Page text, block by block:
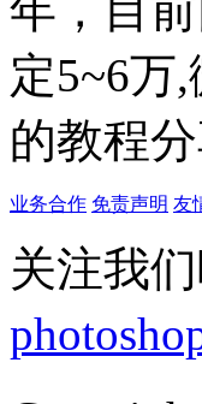
定5~6万
的教程分
业务合作 免责声明 友
关注我们